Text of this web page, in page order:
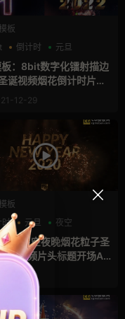
板
倒计时 元旦
板：8bit数字化镭射描边
诞视频烟花倒计时片头
板 New Year Countdow
12-29
板
时
元旦 夜空
：星空夜晚烟花粒子圣
时视频片头标题开场AE
New Year's Eve Elegant
12-29